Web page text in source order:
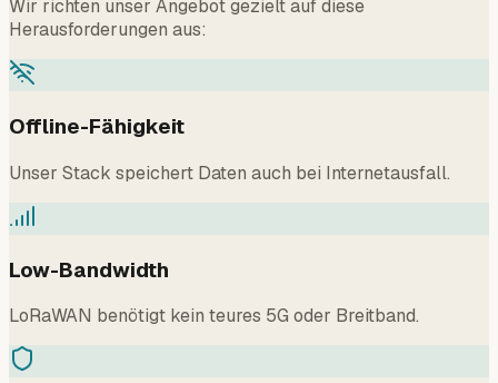
Wir richten unser Angebot gezielt auf diese
Herausforderungen aus:
Offline-Fähigkeit
Unser Stack speichert Daten auch bei Internetausfall.
Low-Bandwidth
LoRaWAN benötigt kein teures 5G oder Breitband.